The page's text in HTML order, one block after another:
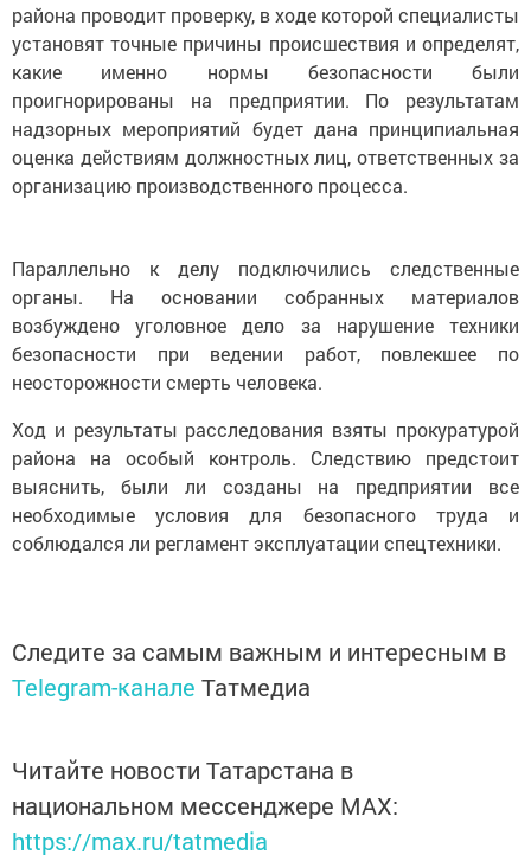
района проводит проверку, в ходе которой специалисты
установят точные причины происшествия и определят,
какие именно нормы безопасности были
проигнорированы на предприятии. По результатам
надзорных мероприятий будет дана принципиальная
оценка действиям должностных лиц, ответственных за
организацию производственного процесса.
Параллельно к делу подключились следственные
органы. На основании собранных материалов
возбуждено уголовное дело за нарушение техники
безопасности при ведении работ, повлекшее по
неосторожности смерть человека.
Ход и результаты расследования взяты прокуратурой
района на особый контроль. Следствию предстоит
выяснить, были ли созданы на предприятии все
необходимые условия для безопасного труда и
соблюдался ли регламент эксплуатации спецтехники.
Следите за самым важным и интересным в
Telegram-канале Татмедиа
Читайте новости Татарстана в
национальном мессенджере MАХ:
https://max.ru/tatmedia